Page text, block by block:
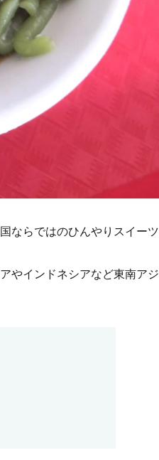
ならではのひんやりスイーツ
やインドネシアなど東南アジ